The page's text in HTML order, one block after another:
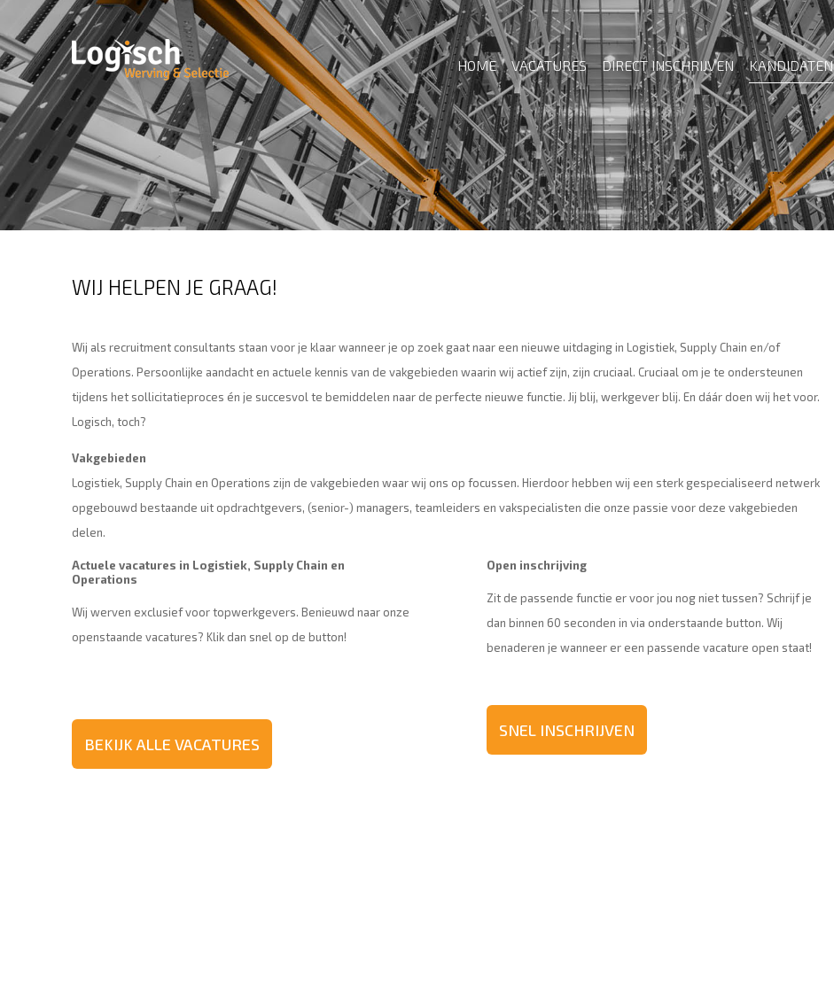
HOME VACATURES DIRECT INSCHRIJVEN KANDIDATEN
WIJ HELPEN JE GRAAG!
Wij als recruitment consultants staan voor je klaar wanneer je op zoek gaat naar een nieuwe uitdaging in Logistiek, Supply Chain en/of
Operations. Persoonlijke aandacht en actuele kennis van de vakgebieden waarin wij actief zijn, zijn cruciaal. Cruciaal om je te ondersteunen
tijdens het sollicitatieproces én je succesvol te bemiddelen naar de perfecte nieuwe functie. Jij blij, werkgever blij. En dáár doen wij het voor.
Logisch, toch?
Vakgebieden
Logistiek, Supply Chain en Operations zijn de vakgebieden waar wij ons op focussen. Hierdoor hebben wij een sterk gespecialiseerd netwerk
opgebouwd bestaande uit opdrachtgevers, (senior-) managers, teamleiders en vakspecialisten die onze passie voor deze vakgebieden
delen.
Actuele vacatures in Logistiek, Supply Chain en
Operations
Wij werven exclusief voor topwerkgevers. Benieuwd naar onze
openstaande vacatures? Klik dan snel op de button!
BEKIJK ALLE VACATURES
Open inschrijving
Zit de passende functie er voor jou nog niet tussen? Schrijf je
dan binnen 60 seconden in via onderstaande button. Wij
benaderen je wanneer er een passende vacature open staat!
SNEL INSCHRIJVEN